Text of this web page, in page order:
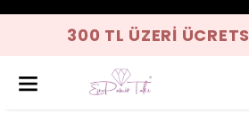
300 TL ÜZERI